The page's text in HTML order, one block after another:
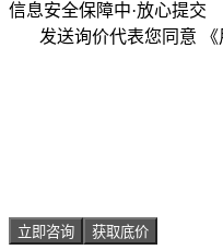
信息安全保障中·放心提交
发送询价代表您同意
立即咨询 获取底价